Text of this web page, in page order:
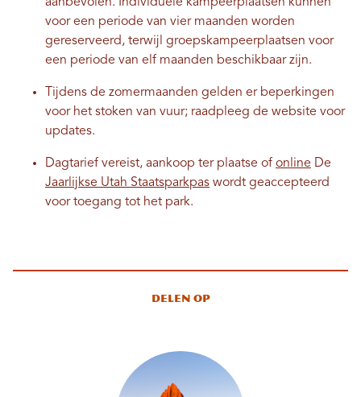
voor een periode van vier maanden worden
gereserveerd, terwijl groepskampeerplaatsen voor
een periode van elf maanden beschikbaar zijn.
Tijdens de zomermaanden gelden er beperkingen
voor het stoken van vuur; raadpleeg de website voor
updates.
Dagtarief vereist, aankoop ter plaatse of online De
Jaarlijkse Utah Staatsparkpas wordt geaccepteerd
voor toegang tot het park.
Delen op